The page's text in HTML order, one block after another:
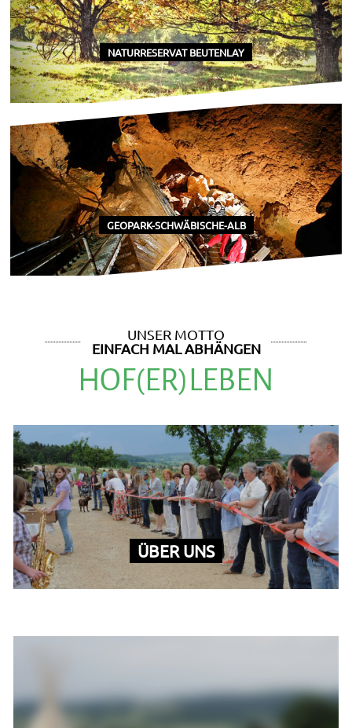
NATURRESERVAT BEUTENLAY
GEOPARK-SCHWÄBISCHE-ALB
UNSER MOTTO
EINFACH MAL ABHÄNGEN
HOF(ER)LEBEN
ÜBER UNS